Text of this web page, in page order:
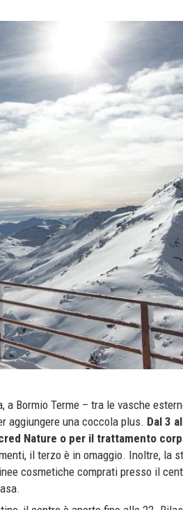
a Bormio Terme – tra le vasche
aggiungere una coccola plus. Dal 3
Nature o per il trattamento
il terzo è in omaggio. Inoltre, la
cosmetiche comprati presso il